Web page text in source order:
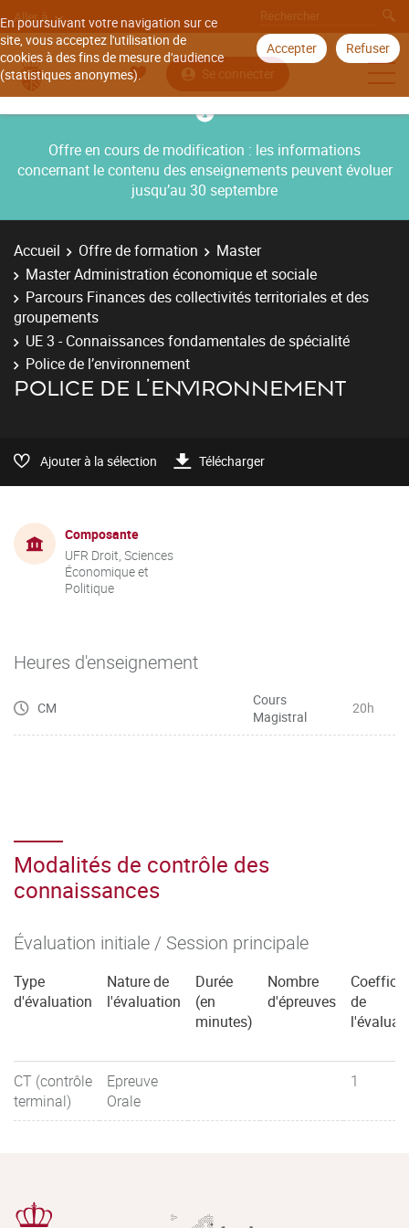
En poursuivant votre navigation sur ce
site, vous acceptez l'utilisation de
cookies à des fins de mesure d'audience
(statistiques anonymes).
Accepter Refuser
Aller à
Se connecter
Offre en cours de modification : les informations
concernant le contenu des enseignements peuvent évoluer
jusqu’au 30 septembre
Accueil Offre de formation
Master
Master Administration économique et sociale
Parcours Finances des collectivités territoriales et des
groupements
UE 3 - Connaissances fondamentales de spécialité
Police de l’environnement
POLICE DE L’ENVIRONNEMENT
Ajouter à la sélection Télécharger
Composante
UFR Droit, Sciences
Économique et
Politique
Heures d'enseignement
CM
Cours
Magistral
20h
Modalités de contrôle des
connaissances
Évaluation initiale / Session principale
Type
d'évaluation
Nature de
l'évaluation
Durée
(en
minutes)
Nombre
d'épreuves
de
CT (contrôle
terminal)
Epreuve
Orale
1